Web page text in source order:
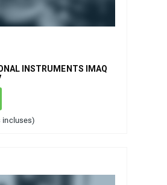
INSTRUMENTS IMAQ
incluses)